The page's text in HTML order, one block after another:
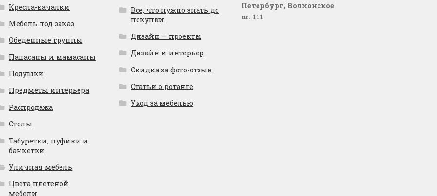
Кресла-качалки
Мебель под заказ
Обеденные группы
Папасаны и мамасаны
Подушки
Предметы интерьера
Распродажа
Столы
Табуретки, пуфики и
банкетки
Уличная мебель
Цвета плетеной
мебели
Все, что нужно знать до
покупки
Дизайн — проекты
Дизайн и интерьер
Скидка за фото-отзыв
Статьи о ротанге
Уход за мебелью
Петербург, Волхонское
ш. 111